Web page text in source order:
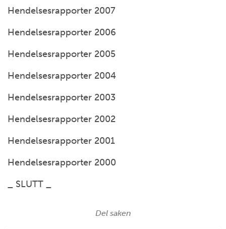
Hendelsesrapporter 2007
Hendelsesrapporter 2006
Hendelsesrapporter 2005
Hendelsesrapporter 2004
Hendelsesrapporter 2003
Hendelsesrapporter 2002
Hendelsesrapporter 2001
Hendelsesrapporter 2000
_ SLUTT _
Del saken